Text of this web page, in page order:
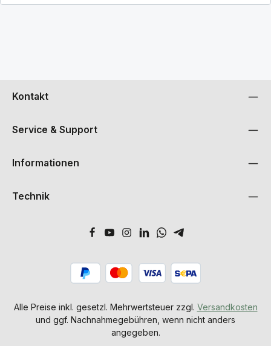
Kontakt
Service & Support
Informationen
Technik
Alle Preise inkl. gesetzl. Mehrwertsteuer zzgl. Versandkosten
und ggf. Nachnahmegebühren, wenn nicht anders
angegeben.